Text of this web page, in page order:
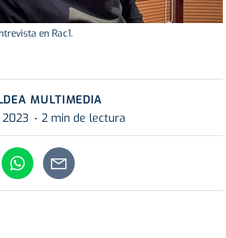
en Rac1.
MULTIMEDIA
2 min de lectura